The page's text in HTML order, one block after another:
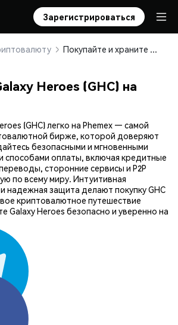
Зарегистрироваться
Покупайте и храните Galaxy Heroes (GHC) безопасно
Heroes (GHC) на
(GHC) легко на Phemex — самой
бирже, которой доверяют
безопасными и мгновенными
способами оплаты, включая кредитные
сторонние сервисы и P2P
по всему миру. Интуитивная
надежная защита делают покупку GHC
криптовалютное путешествие
Galaxy Heroes безопасно и уверенно на